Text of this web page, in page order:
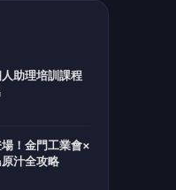
助理培訓課程
！金門工業會×
汁全攻略